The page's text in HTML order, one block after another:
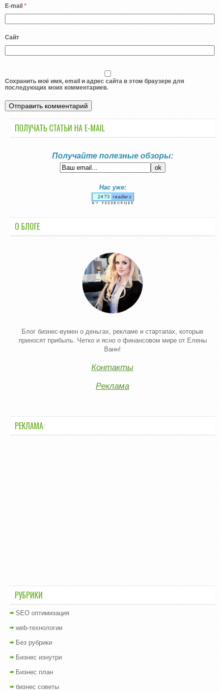
E-mail *
Сайт
Сохранить моё имя, email и адрес сайта в этом браузере для
последующих моих комментариев.
ПОЛУЧАТЬ СТАТЬИ НА E-MАIL
Получайте полезные обзоры:
Нас уже:
О БЛОГЕ
Блог бизнес-вумен о деньгах, рекламе и стартапах, которые
приносят прибыль. Четко и ясно о финансовом мире от Елены
Ванн!
Контакты
Реклама
РЕКЛАМА:
РУБРИКИ
SEO оптимизация
web-технологии
Без рубрики
Бизнес изнутри
Бизнес план
бизнес советы